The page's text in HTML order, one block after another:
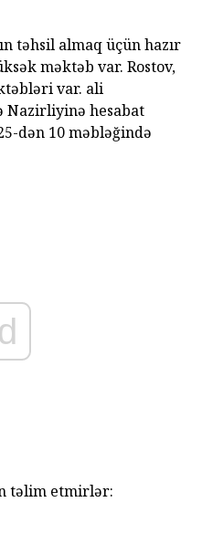
təhsil almaq üçün hazır
məktəb var. Rostov,
var. ali
Nazirliyinə hesabat
dən 10 məbləğində
təlim etmirlər: